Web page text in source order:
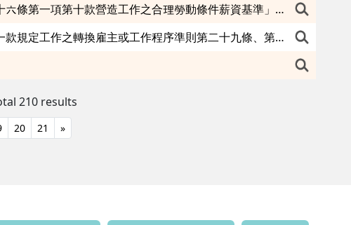
修正「就業服務法第四十七條規定雇主在國內辦理招募本國人從事第四十六條第一項第十款營造工作之合理勞動條件薪資基準」，自113年1月1日生效
預告修正外國人受聘僱從事就業服務法第四十六條第一項第八款至第十一款規定工作之轉換雇主或工作程序準則第二十九條、第三十六條及第十三條附表一、第二十二條附表二草案
210 results
20 21 »